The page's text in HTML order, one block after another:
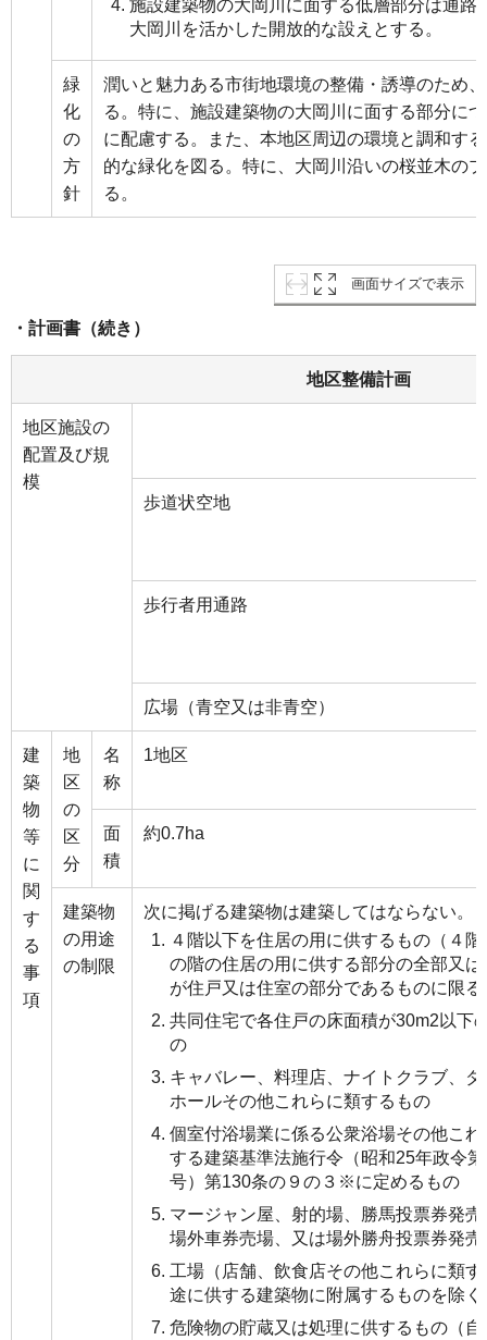
施設建築物の大岡川に面する低層部分は通路
大岡川を活かした開放的な設えとする。
緑
化
の
方
針
潤いと魅力ある市街地環境の整備・誘導のため
る。特に、施設建築物の大岡川に面する部分に
に配慮する。また、本地区周辺の環境と調和す
的な緑化を図る。特に、大岡川沿いの桜並木の
る。
画面サイズで表示
・計画書（続き）
地区整備計画
地区施設の
配置及び規
模
歩道状空地
歩行者用通路
広場（青空又は非青空）
建
築
物
等
に
関
す
る
事
項
地
区
の
区
分
名
称
1地区
面
積
約0.7ha
建築物
の用途
の制限
次に掲げる建築物は建築してはならない。
４階以下を住居の用に供するもの（４階
の階の住居の用に供する部分の全部又は
が住戸又は住室の部分であるものに限る
共同住宅で各住戸の床面積が30m2以下
の
キャバレー、料理店、ナイトクラブ、ダ
ホールその他これらに類するもの
個室付浴場業に係る公衆浴場その他これ
する建築基準法施行令（昭和25年政令
号）第130条の９の３※に定めるもの
マージャン屋、射的場、勝馬投票券発売
場外車券売場、又は場外勝舟投票券発売
工場（店舗、飲食店その他これらに類す
途に供する建築物に附属するものを除く
危険物の貯蔵又は処理に供するもの（自